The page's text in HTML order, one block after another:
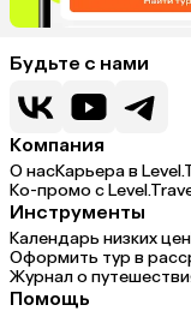
Будьте с нами
Компания
О насКарьера в
Ко-промо с
Инструменты
Календарь низких цен
Оформить тур в
Журнал о
Помощь